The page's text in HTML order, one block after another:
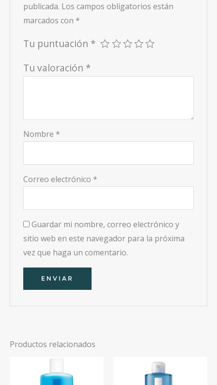
publicada. Los campos obligatorios están
marcados con *
Tu puntuación *
Tu valoración *
Nombre *
Correo electrónico *
Guardar mi nombre, correo electrónico y
sitio web en este navegador para la próxima
vez que haga un comentario.
Productos relacionados